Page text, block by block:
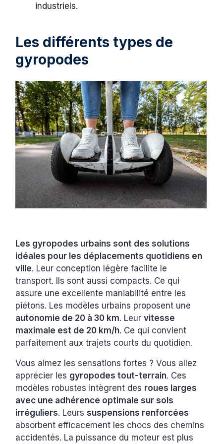
industriels.
Les différents types de
gyropodes
Les gyropodes urbains sont des solutions
idéales pour les déplacements quotidiens en
ville. Leur conception légère facilite le
transport. Ils sont aussi compacts. Ce qui
assure une excellente maniabilité entre les
piétons. Les modèles urbains proposent une
autonomie de 20 à 30 km. Leurvitesse
maximale est de 20 km/h. Ce qui convient
parfaitement aux trajets courts du quotidien.
Vous aimez les sensations fortes ? Vous allez
apprécier les gyropodes tout-terrain. Ces
modèles robustes intègrent des roues larges
avec une adhérence optimale sur sols
irréguliers. Leurssuspensions renforcées
absorbent efficacement les chocs des chemins
accidentés. La puissance du moteur est plus